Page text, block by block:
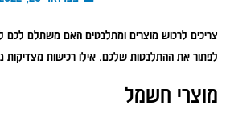
צריכים לרכוש מוצרים ומתלבטים האם משתלם לכם
לפתור את ההתלבטות שלכם. אילו רכישות מצדיקות
מוצרי חשמל